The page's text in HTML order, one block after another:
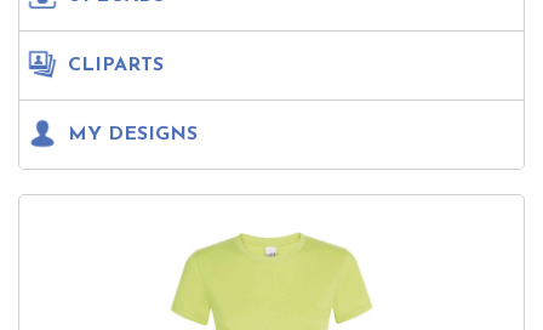
CLIPARTS
MY DESIGNS